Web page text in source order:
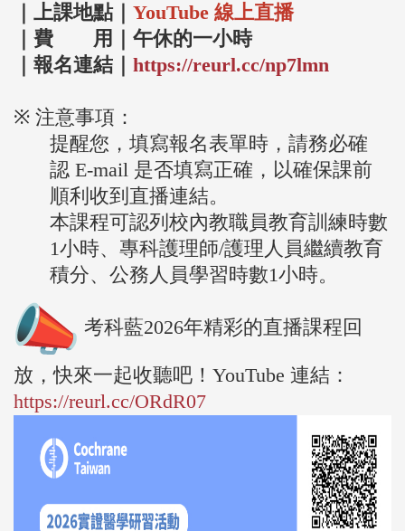
｜上課地點｜ YouTube 線上直播
｜費 用｜午休的一小時
｜報名連結｜ https://reurl.cc/np7lmn
※ 注意事項：
提醒您，填寫報名表單時，請務必確
認 E-mail 是否填寫正確，以確保課前
順利收到直播連結。
本課程可認列校內教職員教育訓練時數
1小時、專科護理師/護理人 員繼續教育
積分、公務人員學習時數1小時。
考科藍2026年精彩的直播課程回
放，快來一起收聽吧！YouTube 連結：
https://reurl.cc/ORdR07